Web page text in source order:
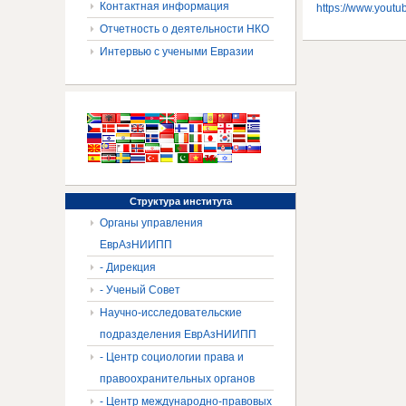
https://
Контактная информация
Отчетность о деятельности НКО
Интервью с учеными Евразии
Структураинститута
Органы управления
ЕврАзНИИПП
- Дирекция
- Ученый Совет
Научно-исследовательские
подразделения ЕврАзНИИПП
- Центр социологии права и
правоохранительных органов
- Центр международно-правовых